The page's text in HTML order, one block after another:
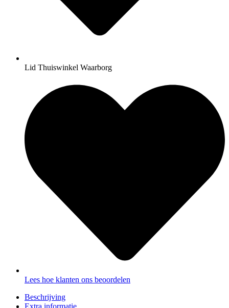
Lid Thuiswinkel Waarborg
Lees hoe klanten ons beoordelen
Beschrijving